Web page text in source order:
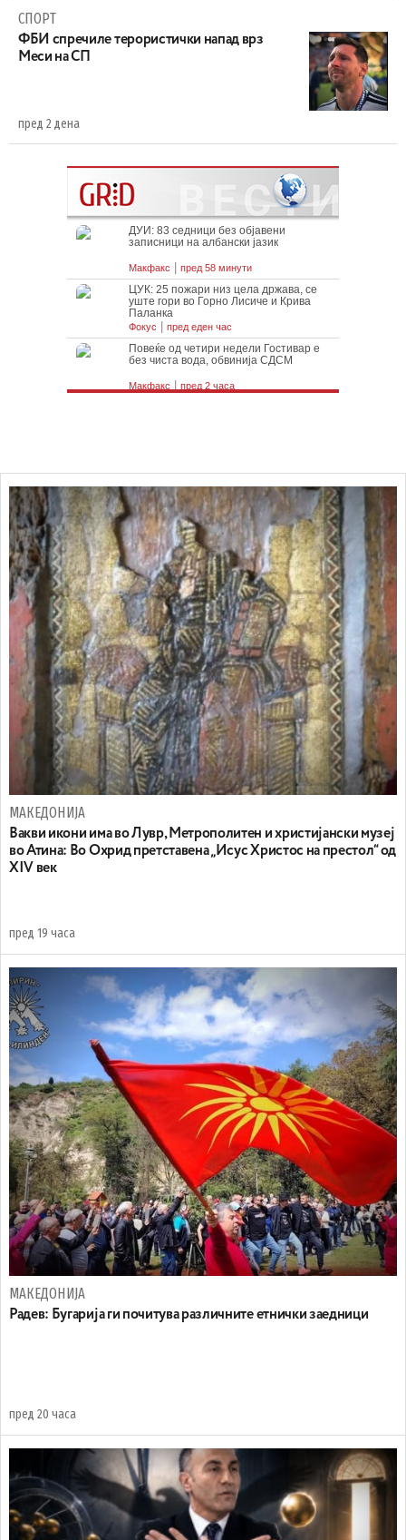
СПОРТ
ФБИ спречиле терористички напад врз
Меси на СП
пред 2 дена
МАКЕДОНИЈА
Вакви икони има во Лувр, Метрополитен и христијански музеј
во Атина: Во Охрид претставена „Исус Христос на престол“ од
XIV век
пред 19 часа
МАКЕДОНИЈА
Радев: Бугарија ги почитува различните етнички заедници
пред 20 часа